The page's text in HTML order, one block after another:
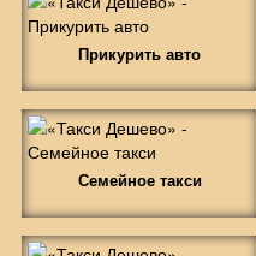
Прикурить авто
Семейное такси